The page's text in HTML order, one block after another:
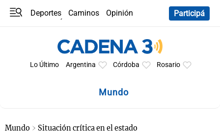
Deportes Caminos
Opinión
Participá
Lo Último Argentina Córdoba Rosario
Mundo
Mundo Situación crítica en el estado